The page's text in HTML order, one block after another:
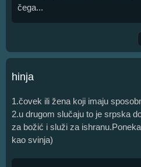
čega...
hinja
1.čovek ili žena koji imaju
2.u drugom slučaju to je srpska
za božić i služi za
kao svinja)